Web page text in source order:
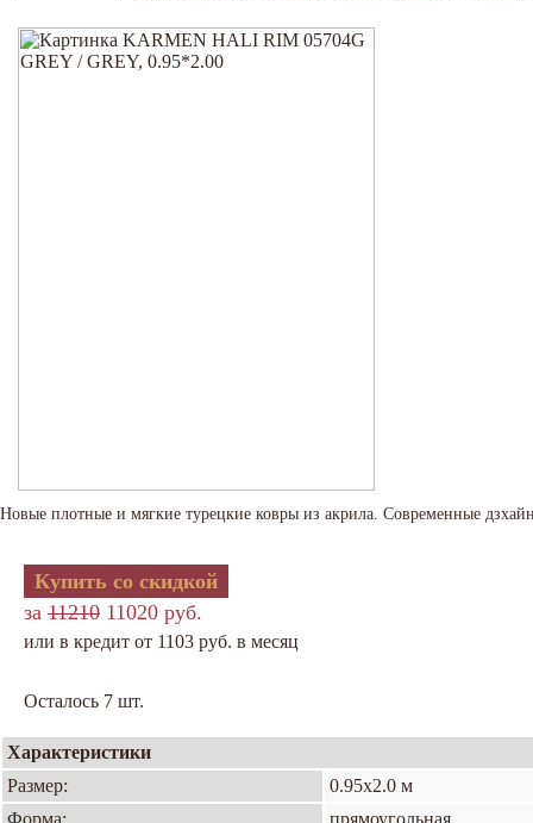
Новые плотные и мягкие турецкие ковры из акрила. Современные
Купить со скидкой
за 11210 11020 руб.
или в кредит от 1103 руб. в месяц
Осталось 7 шт.
Характеристики
Размер:
0.95х2.0 м
Форма:
прямоугольная